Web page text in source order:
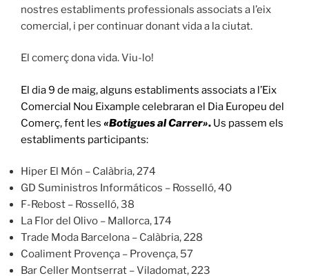
nostres establiments professionals associats a l’eix
comercial, i per continuar donant vida a la ciutat.
El comerç dona vida. Viu-lo!
El dia 9 de maig, alguns establiments associats a l’Eix
Comercial Nou Eixample celebraran el Dia Europeu del
Comerç, fent les «Botigues al Carrer». Us passem els
establiments participants:
Hiper El Món – Calàbria, 274
GD Suministros Informáticos – Rosselló, 40
F-Rebost – Rosselló, 38
La Flor del Olivo – Mallorca, 174
Trade Moda Barcelona – Calàbria, 228
Coaliment Provença – Provença, 57
Bar Celler Montserrat – Viladomat, 223